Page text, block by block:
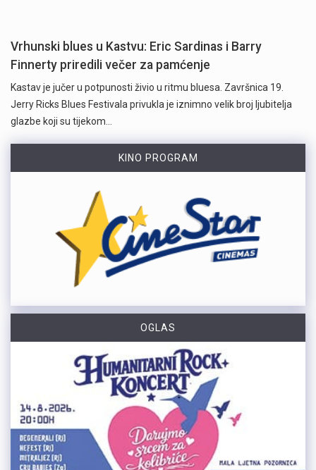
Vrhunski blues u Kastvu: Eric Sardinas i Barry
Finnerty priredili večer za pamćenje
Kastav je jučer u potpunosti živio u ritmu bluesa. Završnica 19.
Jerry Ricks Blues Festivala privukla je iznimno velik broj ljubitelja
glazbe koji su tijekom…
KINO PROGRAM
OGLAS